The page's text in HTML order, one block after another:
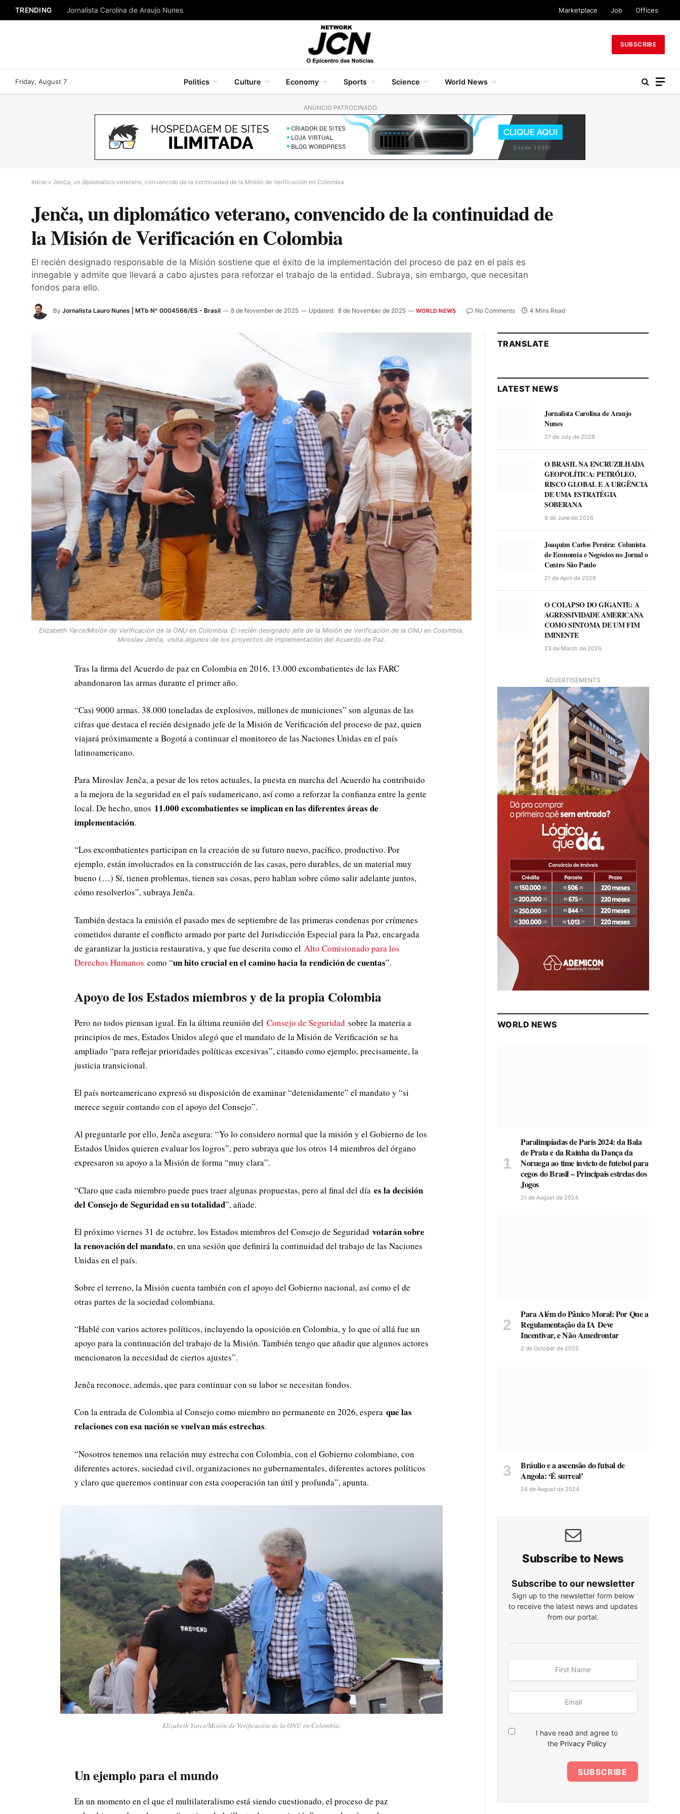
TRENDING Jornalista Carolina de Araujo Nunes Marketplace Job Offices
SUBSCRIBE
Friday, August 7 Politics Culture Economy Sports Science World News
ANÚNCIO PATROCINADO
Início » Jenča, un diplomático veterano, convencido de la continuidad de la Misión de Verificación en Colombia
Jenča, un diplomático veterano, convencido de la continuidad de
la Misión de Verificación en Colombia
El recién designado responsable de la Misión sostiene que el éxito de la implementación del proceso de paz en el país es
innegable y admite que llevará a cabo ajustes para reforzar el trabajo de la entidad. Subraya, sin embargo, que necesitan
fondos para ello.
By Jornalista Lauro Nunes | MTb Nº 0004566/ES - Brasil 8 de November de 2025 Updated: 8 de November de 2025 WORLD NEWS No Comments 4 Mins Read
Elizabeth Yarce/Misión de Verificación de la ONU en Colombia. El recién designado jefe de la Misión de Verificación de la ONU en Colombia,
Miroslav Jenča, visita algunos de los proyectos de implementación del Acuerdo de Paz.
Tras la firma del Acuerdo de paz en Colombia en 2016, 13.000 excombatientes de las FARC
abandonaron las armas durante el primer año.
“Casi 9000 armas. 38.000 toneladas de explosivos, millones de municiones” son algunas de las
cifras que destaca el recién designado jefe de la Misión de Verificación del proceso de paz, quien
viajará próximamente a Bogotá a continuar el monitoreo de las Naciones Unidas en el país
latinoamericano.
Para Miroslav Jenča, a pesar de los retos actuales, la puesta en marcha del Acuerdo ha contribuido
a la mejora de la seguridad en el país sudamericano, así como a reforzar la confianza entre la gente
local. De hecho, unos 11.000 excombatientes se implican en las diferentes áreas de
implementación.
“Los excombatientes participan en la creación de su futuro nuevo, pacífico, productivo. Por
ejemplo, están involucrados en la construcción de las casas, pero durables, de un material muy
bueno (…) Sí, tienen problemas, tienen sus cosas, pero hablan sobre cómo salir adelante juntos,
cómo resolverlos”, subraya Jenča.
También destaca la emisión el pasado mes de septiembre de las primeras condenas por crímenes
cometidos durante el conflicto armado por parte del Jurisdicción Especial para la Paz, encargada
de garantizar la justicia restaurativa, y que fue descrita como el Alto Comisionado para los
Derechos Humanos como “un hito crucial en el camino hacia la rendición de cuentas”.
Apoyo de los Estados miembros y de la propia Colombia
Pero no todos piensan igual. En la última reunión del Consejo de Seguridad sobre la materia a
principios de mes, Estados Unidos alegó que el mandato de la Misión de Verificación se ha
ampliado “para reflejar prioridades políticas excesivas”, citando como ejemplo, precisamente, la
justicia transicional.
El país norteamericano expresó su disposición de examinar “detenidamente” el mandato y “si
merece seguir contando con el apoyo del Consejo”.
Al preguntarle por ello, Jenča asegura: “Yo lo considero normal que la misión y el Gobierno de los
Estados Unidos quieren evaluar los logros”, pero subraya que los otros 14 miembros del órgano
expresaron su apoyo a la Misión de forma “muy clara”.
“Claro que cada miembro puede pues traer algunas propuestas, pero al final del día es la decisión
del Consejo de Seguridad en su totalidad”, añade.
El próximo viernes 31 de octubre, los Estados miembros del Consejo de Seguridad votarán sobre
la renovación del mandato, en una sesión que definirá la continuidad del trabajo de las Naciones
Unidas en el país.
Sobre el terreno, la Misión cuenta también con el apoyo del Gobierno nacional, así como el de
otras partes de la sociedad colombiana.
“Hablé con varios actores políticos, incluyendo la oposición en Colombia, y lo que oí allá fue un
apoyo para la continuación del trabajo de la Misión. También tengo que añadir que algunos actores
mencionaron la necesidad de ciertos ajustes”.
Jenča reconoce, además, que para continuar con su labor se necesitan fondos.
Con la entrada de Colombia al Consejo como miembro no permanente en 2026, espera que las
relaciones con esa nación se vuelvan más estrechas.
“Nosotros tenemos una relación muy estrecha con Colombia, con el Gobierno colombiano, con
diferentes actores, sociedad civil, organizaciones no gubernamentales, diferentes actores políticos
y claro que queremos continuar con esta cooperación tan útil y profunda”, apunta.
Elizabeth Yarce/Misión de Verificación de la ONU en Colombia.
Un ejemplo para el mundo
En un momento en el que el multilateralismo está siendo cuestionado, el proceso de paz
TRANSLATE
LATEST NEWS
Jornalista Carolina de Araujo
Nunes
27 de July de 2026
O BRASIL NA ENCRUZILHADA
GEOPOLÍTICA: PETRÓLEO,
RISCO GLOBAL E A URGÊNCIA
DE UMA ESTRATÉGIA
SOBERANA
8 de June de 2026
Joaquim Carlos Pereira: Colunista
de Economia e Negócios no Jornal o
Centro São Paulo
21 de April de 2026
O COLAPSO DO GIGANTE: A
AGRESSIVIDADE AMERICANA
COMO SINTOMA DE UM FIM
IMINENTE
23 de March de 2026
ADVERTISEMENTS
WORLD NEWS
Paralimpíadas de Paris 2024: da Bala
de Prata e da Rainha da Dança da
Noruega ao time invicto de futebol para
cegos do Brasil – Principais estrelas dos
Jogos
21 de August de 2024
Para Além do Pânico Moral: Por Que a
Regulamentação da IA Deve
Incentivar, e Não Amedrontar
2 de October de 2025
Bráulio e a ascensão do futsal de
Angola: ‘É surreal’
24 de August de 2024
Subscribe to News
Subscribe to our newsletter
Sign up to the newsletter form below
to receive the latest news and updates
from our portal.
I have read and agree to
the Privacy Policy
SUBSCRIBE